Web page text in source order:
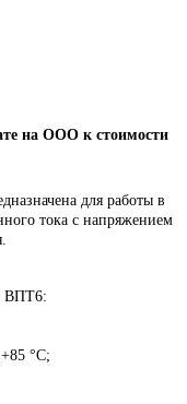
на ООО к стоимости
для работы в
тока с напряжением
ВПТ6:
°C;